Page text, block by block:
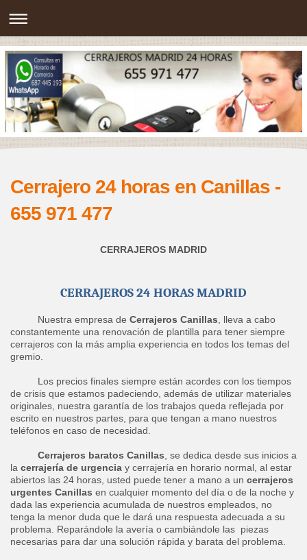
Cerrajero 24 horas en Canillas -
655 971 477
CERRAJEROS MADRID
CERRAJEROS 24 HORAS MADRID
Nuestra empresa de Cerrajeros Canillas, lleva a cabo
constantemente una renovación de plantilla para tener siempre
cerrajeros con la más amplia experiencia en todos los temas del
gremio.
Los precios finales siempre están acordes con los tiempos
de crisis que estamos padeciendo, además de utilizar materiales
originales, nuestra garantía de los trabajos queda reflejada por
escrito en nuestros partes, para que tengan a mano nuestros
teléfonos en caso de necesidad.
Cerrajeros baratos Canillas, se dedica desde sus inicios a
la cerrajería de urgencia y cerrajería en horario normal, al estar
abiertos las 24 horas, usted puede tener a mano a un cerrajeros
urgentes Canillas en cualquier momento del día o de la noche y
dada las experiencia acumulada de nuestros empleados, no
tenga la menor duda que le dará una respuesta adecuada a su
problema. Reparándole la avería o cambiándole las piezas
necesarias para dar una solución rápida y barata del problema.